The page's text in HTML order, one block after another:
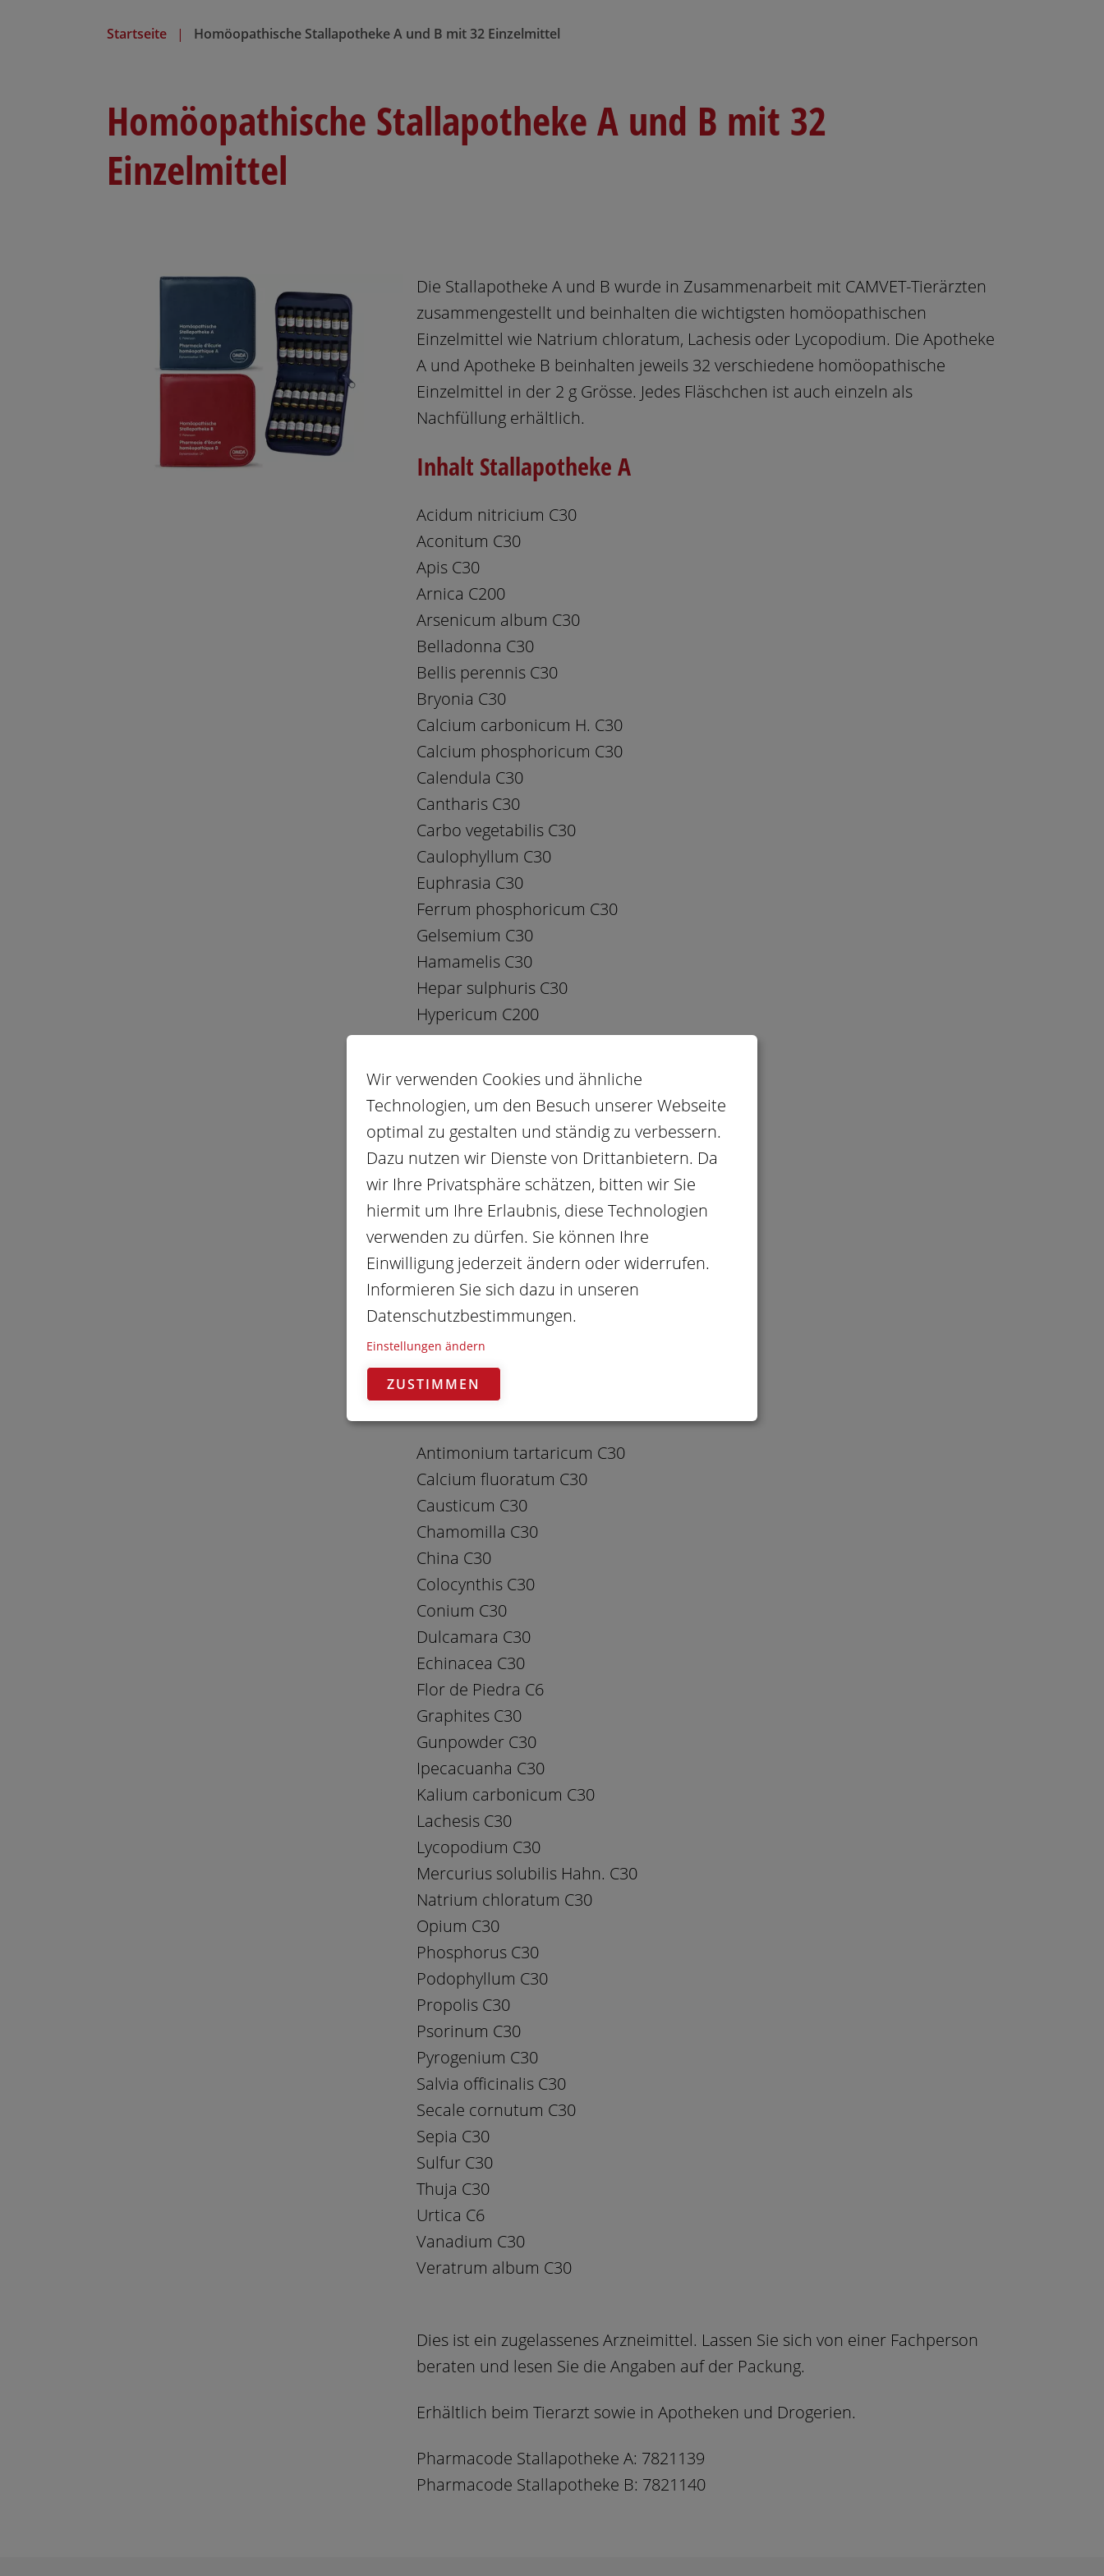
Startseite Homöopathische Stallapotheke A und B mit 32 Einzelmittel
Homöopathische Stallapotheke A und B mit 32
Einzelmittel
Die Stallapotheke A und B wurde in Zusammenarbeit mit CAMVET-Tierärzten
zusammengestellt und beinhalten die wichtigsten homöopathischen
Einzelmittel wie Natrium chloratum, Lachesis oder Lycopodium. Die Apotheke
A und Apotheke B beinhalten jeweils 32 verschiedene homöopathische
Einzelmittel in der 2 g Grösse. Jedes Fläschchen ist auch einzeln als
Nachfüllung erhältlich.
Inhalt Stallapotheke A
Acidum nitricium C30
Aconitum C30
Apis C30
Arnica C200
Arsenicum album C30
Belladonna C30
Bellis perennis C30
Bryonia C30
Calcium carbonicum H. C30
Calcium phosphoricum C30
Calendula C30
Cantharis C30
Carbo vegetabilis C30
Caulophyllum C30
Euphrasia C30
Ferrum phosphoricum C30
Gelsemium C30
Hamamelis C30
Hepar sulphuris C30
Hypericum C200
Ignatia C30
Nux vomica C30
Petroleum C30
Phytolacca C30
Pulsatilla C30
Rhus toxicodendron C30
Ruta C30
Sabina C30
Silicea C30
Staphisagria C30
Symphytum C30
Inhalt Stallapotheke B
Antimonium tartaricum C30
Calcium fluoratum C30
Causticum C30
Chamomilla C30
China C30
Colocynthis C30
Conium C30
Dulcamara C30
Echinacea C30
Flor de Piedra C6
Graphites C30
Gunpowder C30
Ipecacuanha C30
Kalium carbonicum C30
Lachesis C30
Lycopodium C30
Mercurius solubilis Hahn. C30
Natrium chloratum C30
Opium C30
Phosphorus C30
Podophyllum C30
Propolis C30
Psorinum C30
Pyrogenium C30
Salvia officinalis C30
Secale cornutum C30
Sepia C30
Sulfur C30
Thuja C30
Urtica C6
Vanadium C30
Veratrum album C30
Dies ist ein zugelassenes Arzneimittel. Lassen Sie sich von einer Fachperson
beraten und lesen Sie die Angaben auf der Packung.
Erhältlich beim Tierarzt sowie in Apotheken und Drogerien.
Pharmacode Stallapotheke A: 7821139
Pharmacode Stallapotheke B: 7821140
Wir verwenden Cookies und ähnliche
Technologien, um den Besuch unserer Webseite
optimal zu gestalten und ständig zu verbessern.
Dazu nutzen wir Dienste von Drittanbietern. Da
wir Ihre Privatsphäre schätzen, bitten wir Sie
hiermit um Ihre Erlaubnis, diese Technologien
verwenden zu dürfen. Sie können Ihre
Einwilligung jederzeit ändern oder widerrufen.
Informieren Sie sich dazu in unseren
Datenschutzbestimmungen.
Einstellungen ändern
ZUSTIMMEN